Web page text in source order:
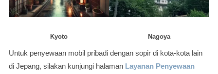
Kyoto Nagoya
Untuk penyewaan mobil pribadi dengan sopir di kota-kota lain
di Jepang, silakan kunjungi halaman Layanan Penyewaan